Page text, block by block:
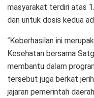
masyarakat terdiri atas
dan untuk dosis kedua
“Keberhasilan ini
Kesehatan bersama
membantu dalam
tersebut juga berkat
jajaran pemerintah